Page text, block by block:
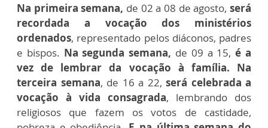
Na primeira semana, de 02 a 08 de agosto, será
recordada a vocação dos ministérios
ordenados, representado pelos diáconos, padres
e bispos. Na segunda semana, de 09 a 15,é a
vez de lembrar da vocação à família.
Na
terceira semana, de 16 a 22, será celebrada a
vocação à vida consagrada, lembrando dos
religiosos que fazem os votos de castidade,